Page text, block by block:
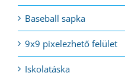
Baseball sapka
9x9 pixelezhető felület
Iskolatáska